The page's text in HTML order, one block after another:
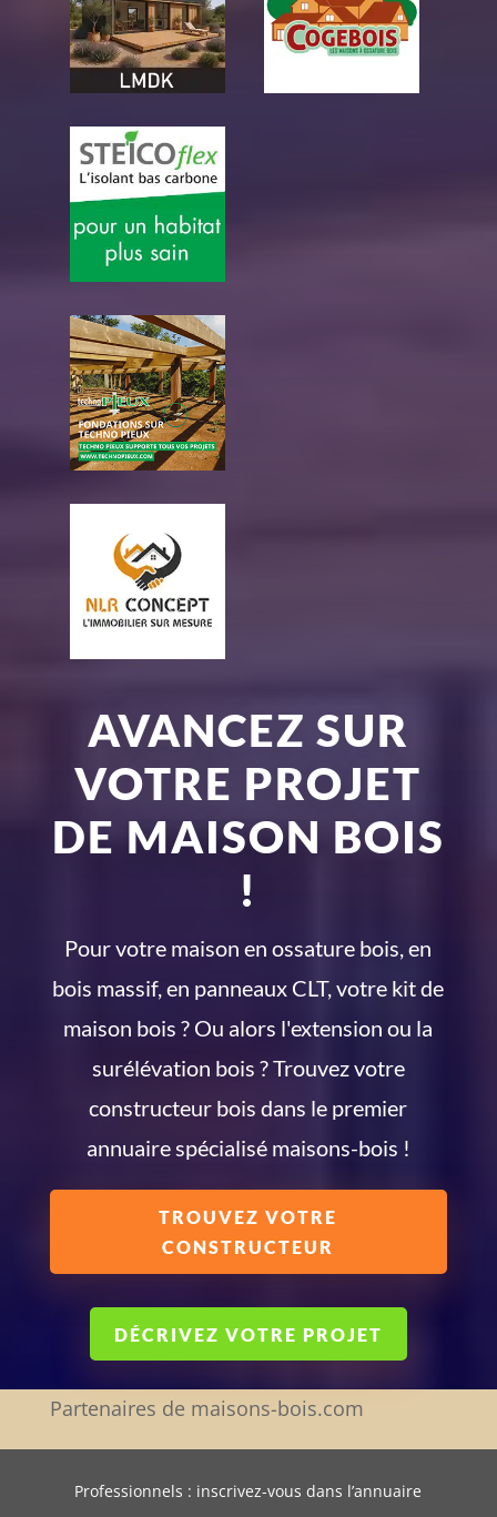
AVANCEZ SUR
VOTRE PROJET
DE MAISON BOIS
!
Pour votre maison en ossature bois, en
bois massif, en panneaux CLT, votre kit de
maison bois ? Ou alors l'extension ou la
surélévation bois ? Trouvez votre
constructeur bois dans le premier
annuaire spécialisé maisons-bois !
TROUVEZ VOTRE
CONSTRUCTEUR
DÉCRIVEZ VOTRE PROJET
Partenaires de maisons-bois.com
Professionnels : inscrivez-vous dans l’annuaire